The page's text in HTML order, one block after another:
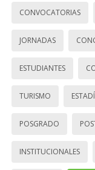
CONVOCATORIAS
JORNADAS
ESTUDIANTES
TURISMO
POSGRADO
INSTITUCIONALES